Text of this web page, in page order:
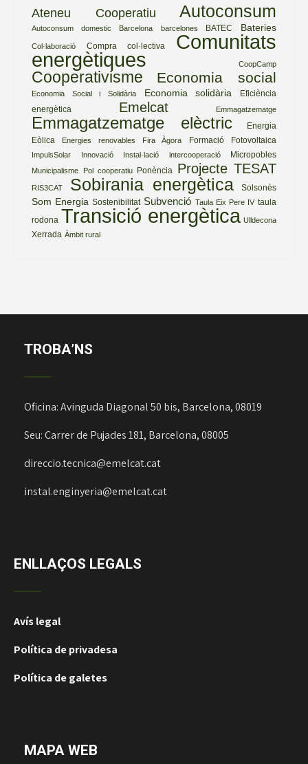
Ateneu Cooperatiu Autoconsum
Autoconsum domestic Barcelona barcelones BATEC Bateries
Col·laboració Compra col·lectiva Comunitats
energètiques CoopCamp
Cooperativisme Economia social
Economia Social i Solidària Economia solidària
Eficiència
energètica
Emelcat Emmagatzematge
Emmagatzematge elèctric
Energia
Eòlica
Energies renovables Fira Àgora Formació Fotovoltaica
ImpulsSolar Innovació Instal·lació intercooperació Micropobles
Municipalisme Pol cooperatiu Ponència Projecte TESAT
RIS3CAT Sobirania energètica Solsonès
Som Energia Sostenibilitat Subvenció Taula Eix Pere IV taula
rodona Transició energètica Ulldecona
Xerrada Àmbit rural
TROBA’NS
Oficina: Avinguda Diagonal 50 bis, Barcelona, 08019
Seu: Carrer de Pujades 181, Barcelona, 08005
direccio.tecnica@emelcat.cat
instal.enginyeria@emelcat.cat
ENLLAÇOS LEGALS
Avís legal
Política de privadesa
Política de galetes
MAPA WEB